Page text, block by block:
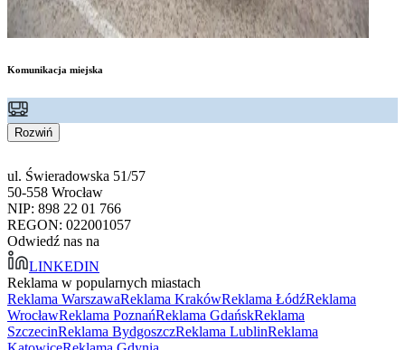
Komunikacja miejska
Rozwiń
ul. Świeradowska 51/57
50-558 Wrocław
NIP: 898 22 01 766
REGON: 022001057
Odwiedź nas na
LINKEDIN
Reklama w popularnych miastach
Reklama WarszawaReklama KrakówReklama ŁódźReklama
WrocławReklama PoznańReklama GdańskReklama
SzczecinReklama BydgoszczReklama LublinReklama